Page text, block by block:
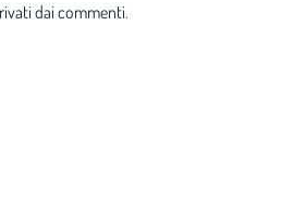
dai commenti.